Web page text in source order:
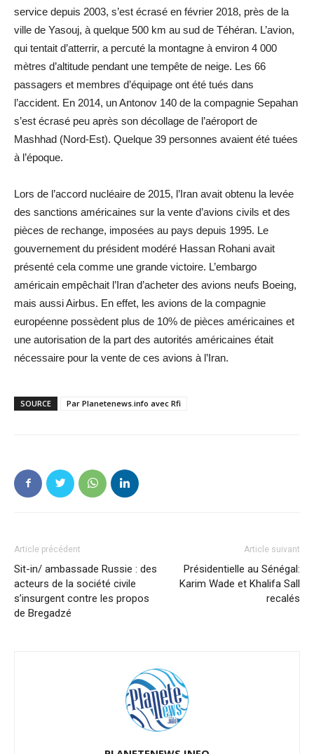
service depuis 2003, s’est écrasé en février 2018, près de la
ville de Yasouj, à quelque 500 km au sud de Téhéran. L’avion,
qui tentait d’atterrir, a percuté la montagne à environ 4 000
mètres d’altitude pendant une tempête de neige. Les 66
passagers et membres d’équipage ont été tués dans
l’accident. En 2014, un Antonov 140 de la compagnie Sepahan
s’est écrasé peu après son décollage de l’aéroport de
Mashhad (Nord-Est). Quelque 39 personnes avaient été tuées
à l’époque.
Lors de l’accord nucléaire de 2015, l’Iran avait obtenu la levée
des sanctions américaines sur la vente d’avions civils et des
pièces de rechange, imposées au pays depuis 1995. Le
gouvernement du président modéré Hassan Rohani avait
présenté cela comme une grande victoire. L’embargo
américain empêchait l’Iran d’acheter des avions neufs Boeing,
mais aussi Airbus. En effet, les avions de la compagnie
européenne possèdent plus de 10% de pièces américaines et
une autorisation de la part des autorités américaines était
nécessaire pour la vente de ces avions à l’Iran.
SOURCE Par Planetenews.info avec Rfi
Article précédent
Sit-in/ ambassade Russie : des
acteurs de la société civile
s’insurgent contre les propos
de Bregadzé
Article suivant
Présidentielle au Sénégal:
Karim Wade et Khalifa Sall
recalés